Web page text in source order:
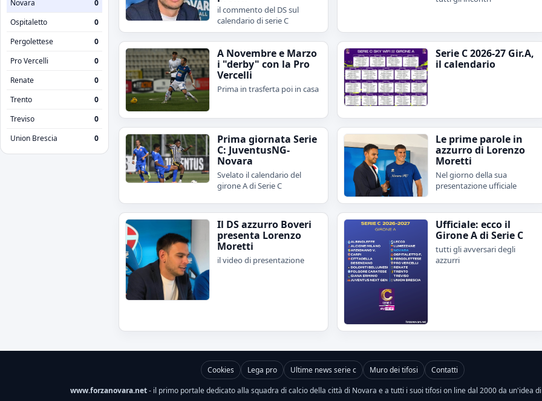
Novara
0
Ospitaletto
0
Pergolettese
0
Pro Vercelli
0
Renate
0
Trento
0
Treviso
0
Union Brescia
0
il commento del DS sul
calendario di serie C
A Novembre e Marzo
i "derby" con la Pro
Vercelli
Prima in trasferta poi in casa
Serie C 2026-27 Gir.A,
il calendario
Prima giornata Serie
C: JuventusNG-
Novara
Svelato il calendario del
girone A di Serie C
Le prime parole in
azzurro di Lorenzo
Moretti
Nel giorno della sua
presentazione ufficiale
Il DS azzurro Boveri
presenta Lorenzo
Moretti
il video di presentazione
Ufficiale: ecco il
Girone A di Serie C
tutti gli avversari degli
azzurri
Cookies Lega pro Ultime news serie c Muro dei tifosi
Contatti
www.forzanovara.net- il primo portale dedicato alla squadra di calcio della città di Novara e a tutti i suoi tifosi on line dal 2000 da un'idea di